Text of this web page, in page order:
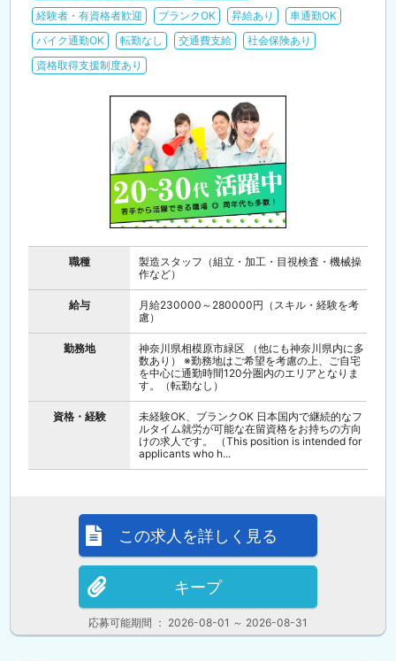
経験者・有資格者歓迎
ブランクOK 昇給あり
車通勤OK
バイク通勤OK
転勤なし 交通費支給
社会保険あり
資格取得支援制度あり
職種
製造スタッフ（組立・加工・目視検査・機械操
作など）
給与
月給230000～280000円（スキル・経験を考
慮）
勤務地
神奈川県相模原市緑区 （他にも神奈川県内に多
数あり） ※勤務地はご希望を考慮の上、ご自宅
を中心に通勤時間120分圏内のエリアとなりま
す。（転勤なし）
資格・経験
未経験OK、ブランクOK 日本国内で継続的なフ
ルタイム就労が可能な在留資格をお持ちの方向
けの求人です。 （This position is intended for
applicants who h...
応募可能期間 ： 2026-08-01 ～ 2026-08-31
この求人を詳しく見る
キープ